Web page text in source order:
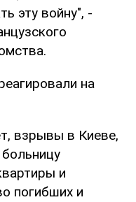
эту войну", -
на
взрывы в Киеве,
и
погибших и